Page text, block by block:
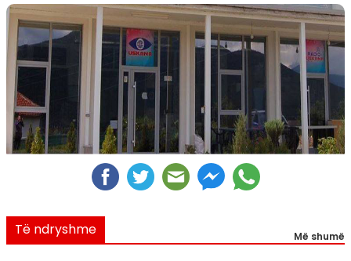
Të ndryshme Më shumë